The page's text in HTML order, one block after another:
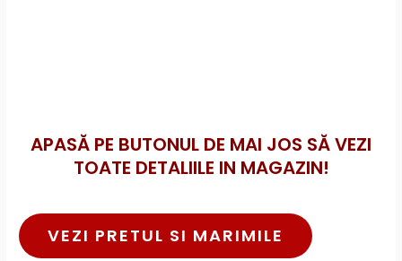
APASĂ PE BUTONUL DE MAI JOS SĂ VEZI
TOATE DETALIILE IN MAGAZIN!
VEZI PRETUL SI MARIMILE